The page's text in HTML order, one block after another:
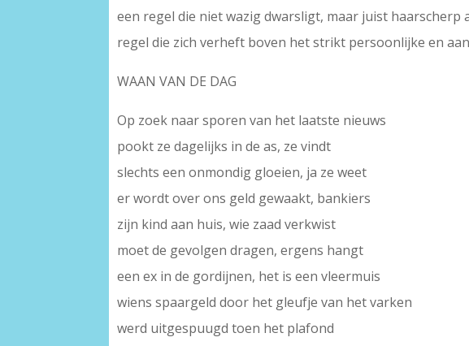
een regel die niet wazig dwarsligt, maar juist
regel die zich verheft boven het strikt persoonlijke en
WAAN VAN DE DAG
Op zoek naar sporen van het laatste nieuws
pookt ze dagelijks in de as, ze vindt
slechts een onmondig gloeien, ja ze weet
er wordt over ons geld gewaakt, bankiers
zijn kind aan huis, wie zaad verkwist
moet de gevolgen dragen, ergens hangt
een ex in de gordijnen, het is een vleermuis
wiens spaargeld door het gleufje van het varken
werd uitgespuugd toen het plafond